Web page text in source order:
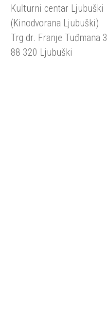
Kulturni centar Ljubuški
(Kinodvorana Ljubuški)
Trg dr. Franje Tuđmana 3
88 320 Ljubuški